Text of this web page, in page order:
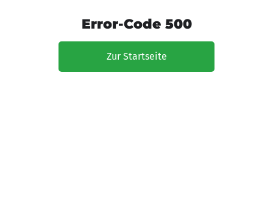
Error-Code 500
Zur Startseite